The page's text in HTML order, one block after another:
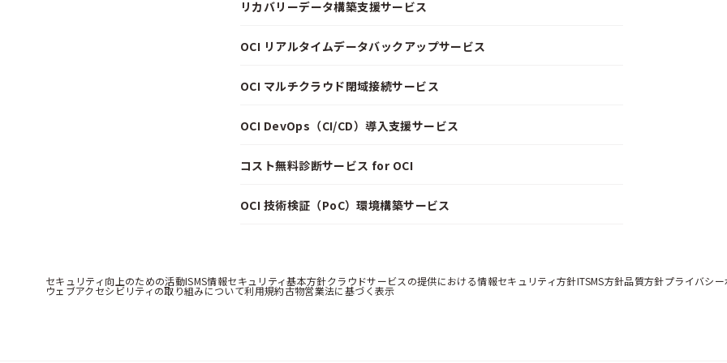
リカバリーデータ構築支援サービス
OCI リアルタイムデータバックアップサービス
OCI マルチクラウド閉域接続サービス
OCI DevOps（CI/CD）導入支援サービス
コスト無料診断サービス for OCI
OCI 技術検証（PoC）環境構築サービス
セキュリティ向上のための活動ISMS情報セキュリティ基本方針クラウドサービスの提供における情報セキュリティ方針ITSMS方針品質方針プライバシ
ウェブアクセシビリティの取り組みについて利用規約古物営業法に基づく表示